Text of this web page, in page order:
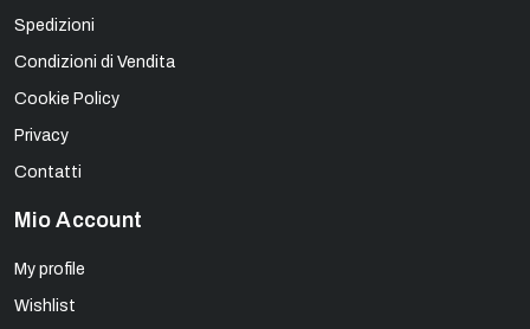
Spedizioni
Condizioni di Vendita
Cookie Policy
Privacy
Contatti
Mio Account
My profile
Wishlist